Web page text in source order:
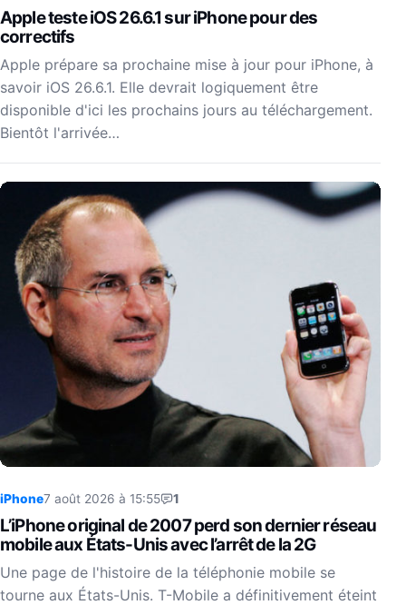
Apple teste iOS 26.6.1 sur iPhone pour des
correctifs
Apple prépare sa prochaine mise à jour pour iPhone, à
savoir iOS 26.6.1. Elle devrait logiquement être
disponible d'ici les prochains jours au téléchargement.
Bientôt l'arrivée…
iPhone7 août 2026 à 15:55 1
L’iPhone original de 2007 perd son dernier réseau
mobile aux États-Unis avec l’arrêt de la 2G
Une page de l'histoire de la téléphonie mobile se
tourne aux États-Unis. T-Mobile a définitivement éteint